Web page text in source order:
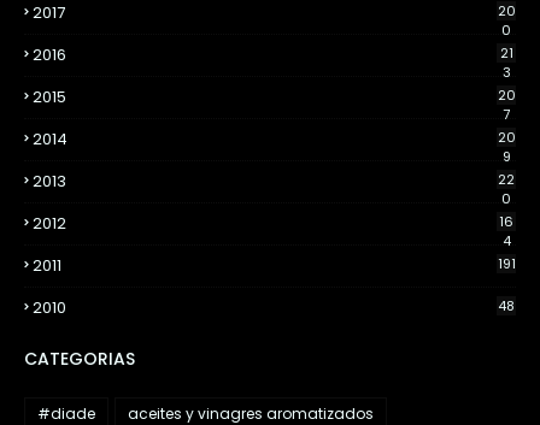
2017
20
0
2016
21
3
2015
20
7
2014
20
9
2013
22
0
2012
16
4
2011 191
2010 48
CATEGORIAS
#diade
aceites y vinagres aromatizados